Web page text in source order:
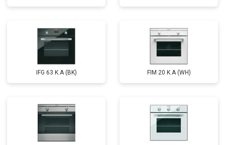
IFG 63 K.A (BK) FIM 20 K.A (WH)